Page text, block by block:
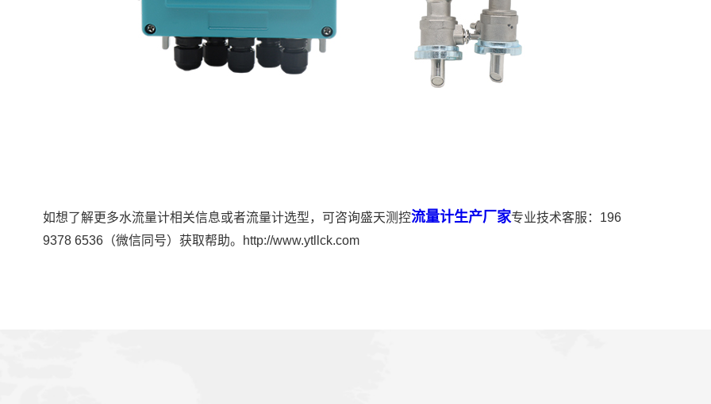
如想了解更多水流量计相关信息或者流量计选型，可咨询盛天测控流量计生产厂家专业技术客服：196
9378 6536（微信同号）获取帮助。http://www.ytllck.com